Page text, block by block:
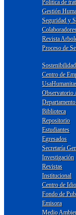
Política de
Gestión
Seguridad y
Revista
Proceso de
Centro de
Observatorio
Biblioteca
Repositorio
Estudiantes
Egresados
Secretaría
Investigación
Revistas
Institucional
Centro de
Fondo de
Emisora
Medio